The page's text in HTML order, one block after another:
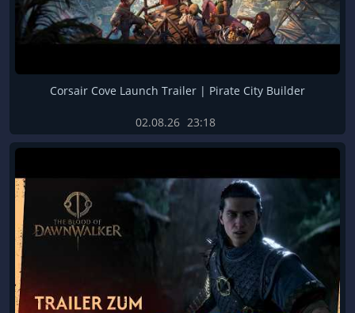
Corsair Cove Launch Trailer | Pirate City Builder
02.08.26 23:18